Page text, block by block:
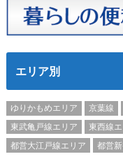
エリア別
ゆりかもめエリア 京葉線
東武亀戸線エリア
東西線
都営大江戸線エリア
都営